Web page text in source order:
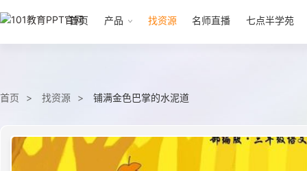
首页 产品 找资源 名师直播 七点半学苑
首页 找资源 铺满金色巴掌的水泥道